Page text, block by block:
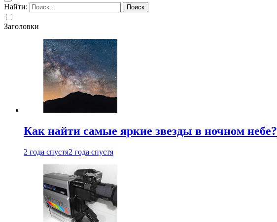
Найти:
Заголовки
Как найти самые яркие звезды в ночном небе?
2 года спустя2 года спустя